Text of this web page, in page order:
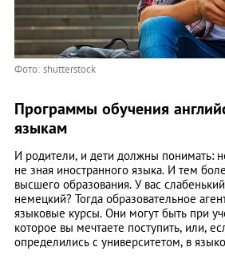
Фото: shutterstock
Программы обучения
языкам
И родители, и дети должны понимать:
не зная иностранного языка. И тем
высшего образования. У вас
немецкий? Тогда образовательное
языковые курсы. Они могут быть при
которое вы мечтаете поступить, или,
определились с университетом, в